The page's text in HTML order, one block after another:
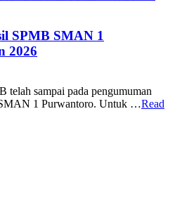
SPMB SMAN 1
2026
telah sampai pada pengumuman
1 Purwantoro. Untuk …Read